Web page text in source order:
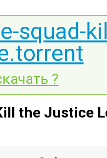
squad-
?
the Justice